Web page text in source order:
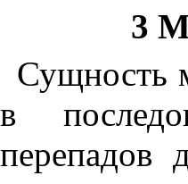
3
Сущность
в
перепадов